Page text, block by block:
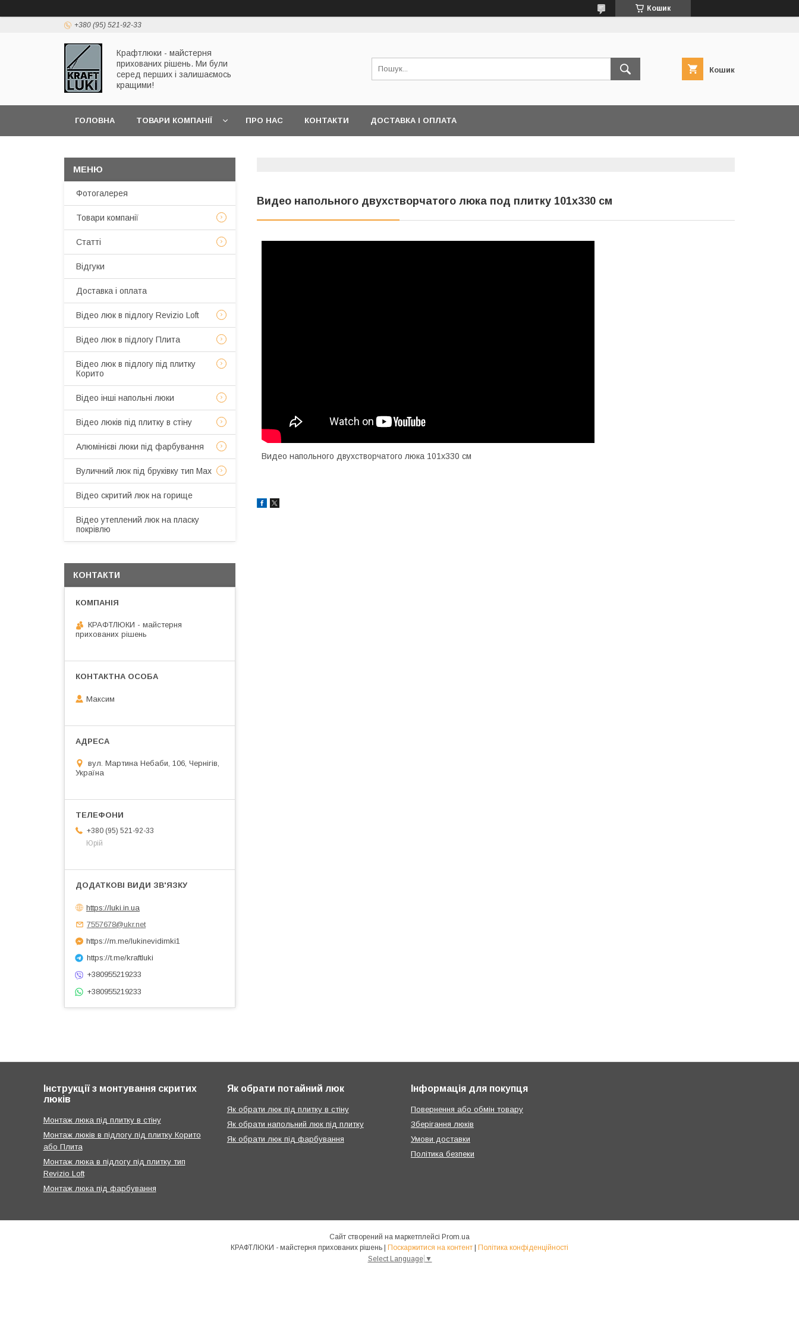
Кошик
+380 (95) 521-92-33
Крафтлюки - майстерня
прихованих рішень. Ми були
серед перших і залишаємось
кращими!
Кошик
ГОЛОВНА ТОВАРИ КОМПАНІЇ ПРО НАС КОНТАКТИ ДОСТАВКА І ОПЛАТА
Видео напольного двухстворчатого люка под плитку 101х330 см
Видео напольного двухстворчатого люка 101х330 см
Фотогалерея
Товари компанії
Статті
Відгуки
Доставка і оплата
Відео люк в підлогу Revizio Loft
Відео люк в підлогу Плита
Відео люк в підлогу під плитку
Корито
Відео інші напольні люки
Відео люків під плитку в стіну
Алюмінієві люки під фарбування
Вуличний люк під бруківку тип Мах
Відео скритий люк на горище
Відео утеплений люк на пласку
покрівлю
КОНТАКТИ
КРАФТЛЮКИ - майстерня
прихованих рішень
Максим
вул. Мартина Небаби, 106, Чернігів,
Україна
+380 (95) 521-92-33
Юрій
https://luki.in.ua
7557678@ukr.net
https://m.me/lukinevidimki1
https://t.me/kraftluki
+380955219233
+380955219233
Інструкції з монтування скритих
люків
Монтаж люка під плитку в стіну
Монтаж люків в підлогу під плитку Корито
або Плита
Монтаж люка в підлогу під плитку тип
Revizio Loft
Монтаж люка під фарбування
Як обрати потайний люк
Як обрати люк під плитку в стіну
Як обрати напольний люк під плитку
Як обрати люк під фарбування
Інформація для покупця
Повернення або обмін товару
Зберігання люків
Умови доставки
Політика безпеки
Сайт створений на маркетплейсі Prom.ua
Поскаржитися на контент
Політика конфіденційності
Select Language ▼